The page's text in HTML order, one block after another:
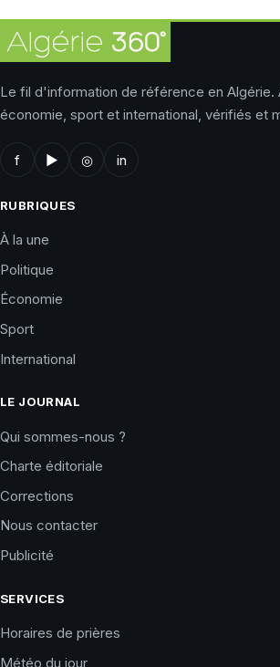
Le fil d'information de référence en Algérie.
économie, sport et international, vérifiés et
f ▶ ◎ in
RUBRIQUES
À la une
Politique
Économie
Sport
International
LE JOURNAL
Qui sommes-nous ?
Charte éditoriale
Corrections
Nous contacter
Publicité
SERVICES
Horaires de prières
Météo du jour